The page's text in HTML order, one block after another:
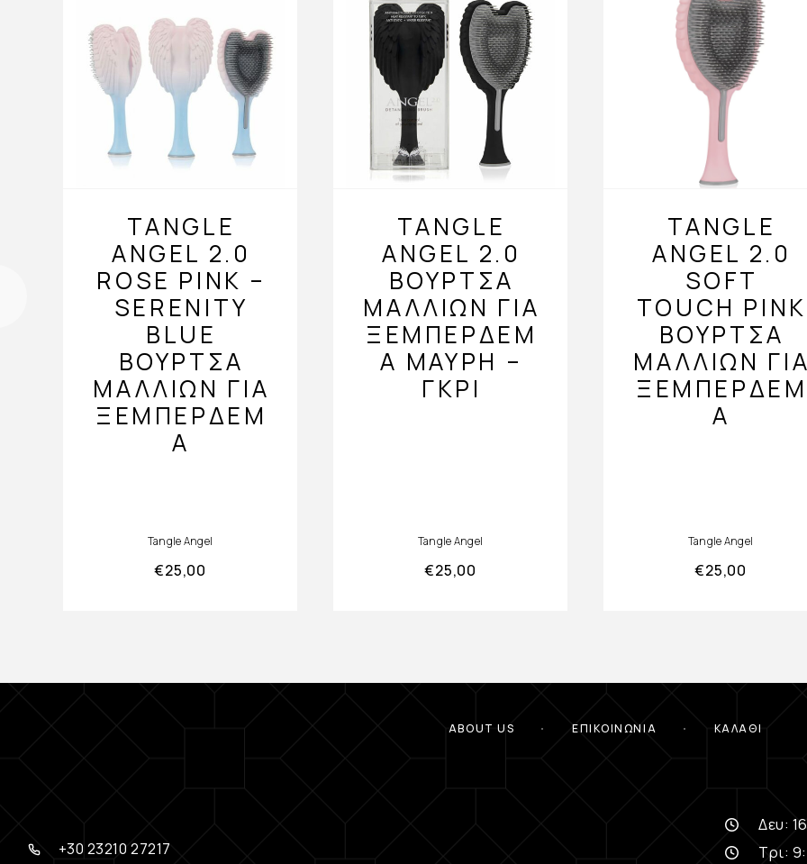
TANGLE
ANGEL 2.0
ROSE PINK –
SERENITY
BLUE
ΒΟΎΡΤΣΑ
ΜΑΛΛΙΏΝ ΓΙΑ
ΞΕΜΠΈΡΔΕΜ
Α
Tangle Angel
€25,00
TANGLE
ANGEL 2.0
ΒΟΎΡΤΣΑ
ΜΑΛΛΙΏΝ ΓΙΑ
ΞΕΜΠΈΡΔΕΜ
Α ΜΑΎΡΗ –
ΓΚΡΙ
Tangle Angel
€25,00
TANGLE
ANGEL 2.0
SOFT
TOUCH PINK
ΒΟΎΡΤΣΑ
ΜΑΛΛΙΏΝ ΓΙΑ
ΞΕΜΠΈΡΔΕΜ
Α
Tangle Angel
€25,00
ABOUT US ΕΠΙΚΟΙΝΩΝΊΑ ΚΑΛΆΘΙ
+30 23210 27217
Δευ:
Τρι: